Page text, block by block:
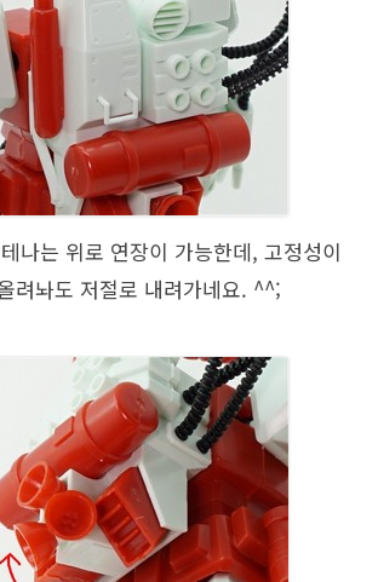
나는 위로 연장이 가능한데, 고정성이
려놔도 저절로 내려가네요. ^^;